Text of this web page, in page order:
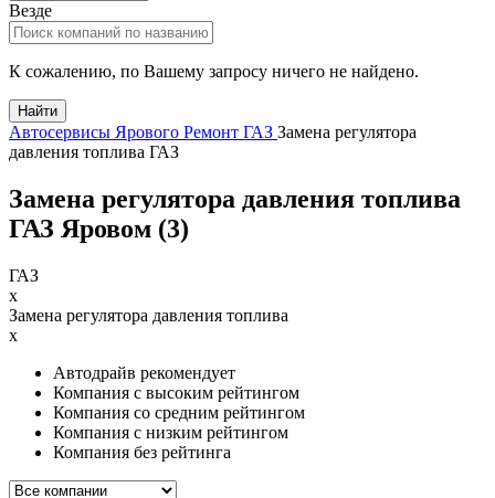
Везде
К сожалению, по Вашему запросу ничего не найдено.
Найти
Автосервисы Ярового Ремонт ГАЗ Замена регулятора
давления топлива ГАЗ
Замена регулятора давления топлива
ГАЗ Яровом (3)
ГАЗ
x
Замена регулятора давления топлива
x
Автодрайв рекомендует
Компания с высоким рейтингом
Компания со средним рейтингом
Компания с низким рейтингом
Компания без рейтинга